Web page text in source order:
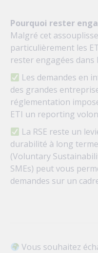
Pourquoi rester
Malgré cet
particulièrement les
rester engagées dans
Les demandes en
des grandes
réglementation
ETI un reporting
La RSE reste un
durabilité à long
(Voluntary
SMEs) peut vous
demandes sur un
Vous souhaitez